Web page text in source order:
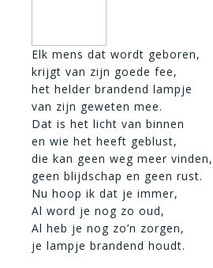
Elk mens dat wordt geboren,
krijgt van zijn goede fee,
het helder brandend lampje
van zijn geweten mee.
Dat is het licht van binnen
en wie het heeft geblust,
die kan geen weg meer vinden,
geen blijdschap en geen rust.
Nu hoop ik dat je immer,
Al word je nog zo oud,
Al heb je nog zo’n zorgen,
je lampje brandend houdt.